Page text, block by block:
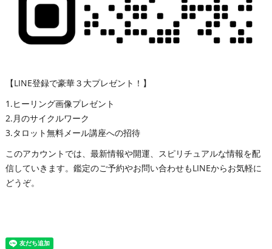
【LINE登録で豪華３大プレゼント！】
1.ヒーリング画像プレゼント
2.月のサイクルワーク
3.タロット無料メール講座への招待
このアカウントでは、最新情報や開運、スピリチュアルな情報を配
信していきます。鑑定のご予約やお問い合わせもLINEからお気軽に
どうぞ。